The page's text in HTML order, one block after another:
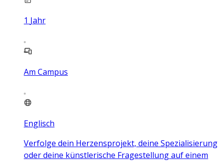
1 Jahr
Am Campus
Englisch
Verfolge dein Herzensprojekt, deine Spezialisierung
oder deine künstlerische Fragestellung auf einem